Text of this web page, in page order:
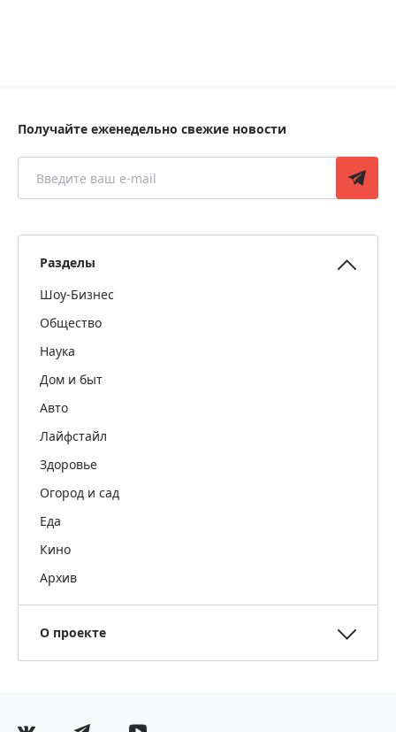
Получайте еженедельно свежие новости
Разделы
Шоу-Бизнес
Общество
Наука
Дом и быт
Авто
Лайфстайл
Здоровье
Огород и сад
Еда
Кино
Архив
О проекте